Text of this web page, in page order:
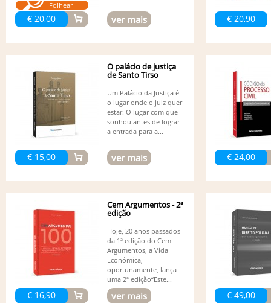
Folhear
€ 20,00 ver mais € 20,90
€ 15,00
O palácio de justiça
de Santo Tirso
Um Palácio da Justiça é
o lugar onde o juiz quer
estar. O lugar com que
sonhou antes de lograr
a entrada para a...
ver mais € 24,00
€ 16,90
Cem Argumentos - 2ª
edição
Hoje, 20 anos passados
da 1ª edição do Cem
Argumentos, a Vida
Económica,
oportunamente, lança
uma 2ª edição“Este...
ver mais € 49,00